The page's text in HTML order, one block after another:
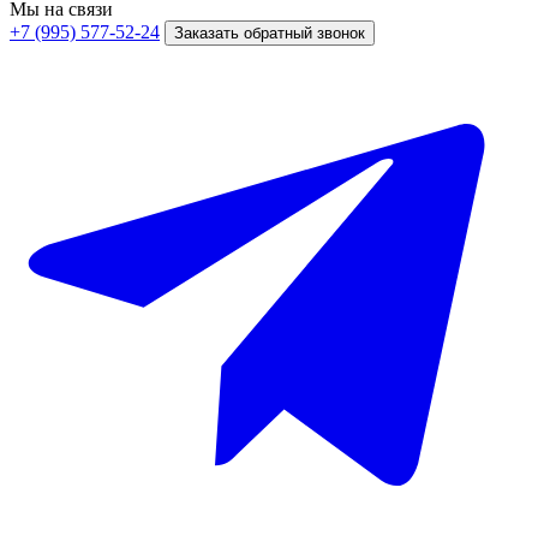
Мы на связи
+7 (995) 577-52-24
Заказать обратный звонок